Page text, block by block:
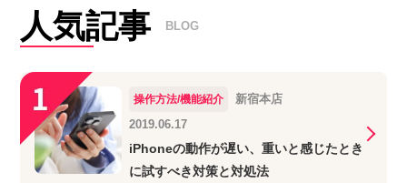
人気記事 BLOG
操作方法/機能紹介
新宿本店
2019.06.17
iPhoneの動作が遅い、重いと感じたとき
に試すべき対策と対処法